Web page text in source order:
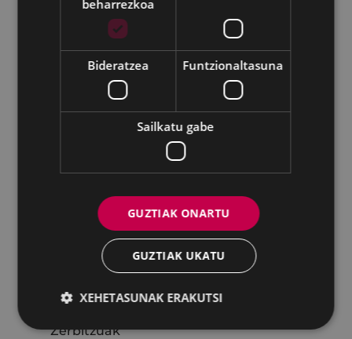
Ingurumena
Ego Ibarra Batzordea
Zerbitzuen karta
Zerbitzuak
beharrezkoa
Bideratzea Funtzionaltasuna
Sailkatu gabe
GUZTIAK ONARTU
GUZTIAK UKATU
XEHETASUNAK ERAKUTSI